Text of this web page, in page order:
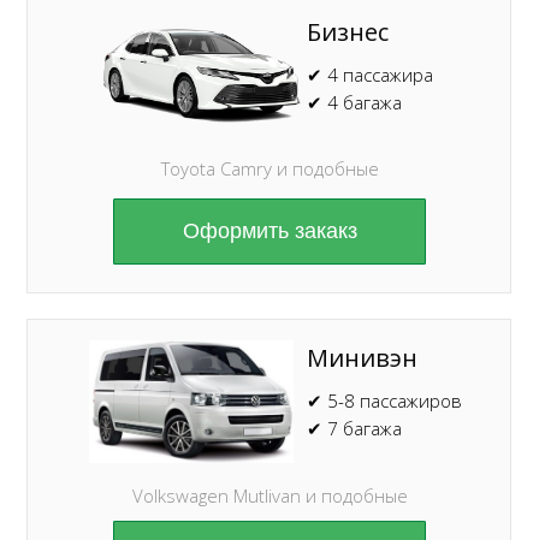
Бизнес
Toyota Camry и подобные
✔ 4 пассажира
✔ 4 багажа
Минивэн
Volkswagen Mutlivan и подобные
✔ 5-8 пассажиров
✔ 7 багажа
Оформить закакз